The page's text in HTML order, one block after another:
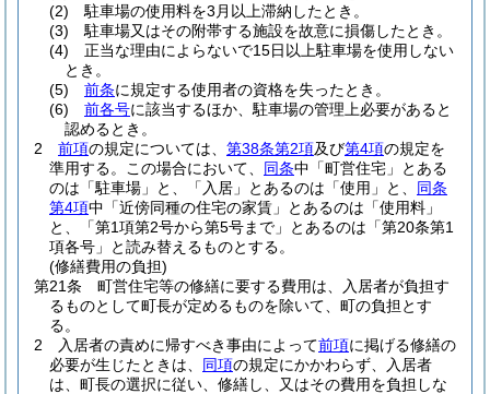
(2)
駐車場の使用料を3月以上滞納したとき。
(3)
駐車場又はその附帯する施設を故意に損傷したとき。
(4)
正当な理由によらないで15日以上駐車場を使用しない
とき。
(5)
前条に規定する使用者の資格を失ったとき。
(6)
前各号に該当するほか、駐車場の管理上必要があると
認めるとき。
2
前項の規定については、 第38条第2項及び第4項の規定を
準用する。
この場合において、 同条中「町営住宅」とある
のは「駐車場」と、「入居」とあるのは「使用」と、 同条
第4項中「近傍同種の住宅の家賃」とあるのは「使用料」
と、「第1項第2号から第5号まで」とあるのは「第20条第1
項各号」と読み替えるものとする。
(修繕費用の負担)
第21条
町営住宅等の修繕に要する費用は、入居者が負担す
るものとして町長が定めるものを除いて、町の負担とす
る。
2
入居者の責めに帰すべき事由によって前項に掲げる修繕の
必要が生じたときは、 同項の規定にかかわらず、入居者
は、町長の選択に従い、修繕し、又はその費用を負担しな